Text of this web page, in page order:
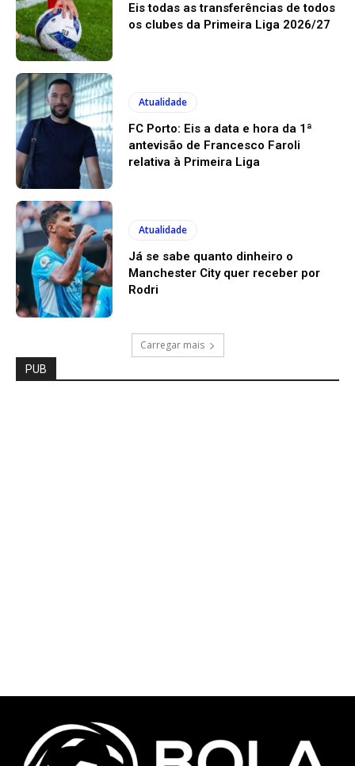
Eis todas as transferências de todos
os clubes da Primeira Liga 2026/27
Atualidade
FC Porto: Eis a data e hora da 1ª
antevisão de Francesco Faroli
relativa à Primeira Liga
Atualidade
Já se sabe quanto dinheiro o
Manchester City quer receber por
Rodri
Carregar mais
PUB